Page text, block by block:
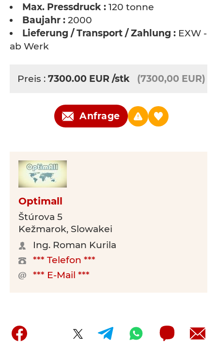
Max. Pressdruck : 120 tonne
Baujahr : 2000
Lieferung / Transport / Zahlung : EXW -
ab Werk
Preis : 7300.00 EUR /stk (7300,00 EUR)
Anfrage
Optimall
Štúrova 5
Kežmarok, Slowakei
Ing. Roman Kurila
*** Telefon ***
*** E-Mail ***